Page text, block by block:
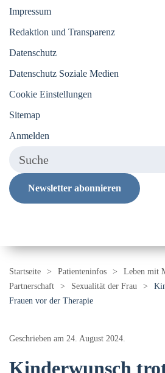
Impressum
Redaktion und Transparenz
Datenschutz
Datenschutz Soziale Medien
Cookie Einstellungen
Sitemap
Anmelden
Newsletter abonnieren
Startseite Patienteninfos Leben mit
Partnerschaft
Sexualität der Frau
Frauen vor der Therapie
Geschrieben am 24. August 2024.
Kinderwunsch